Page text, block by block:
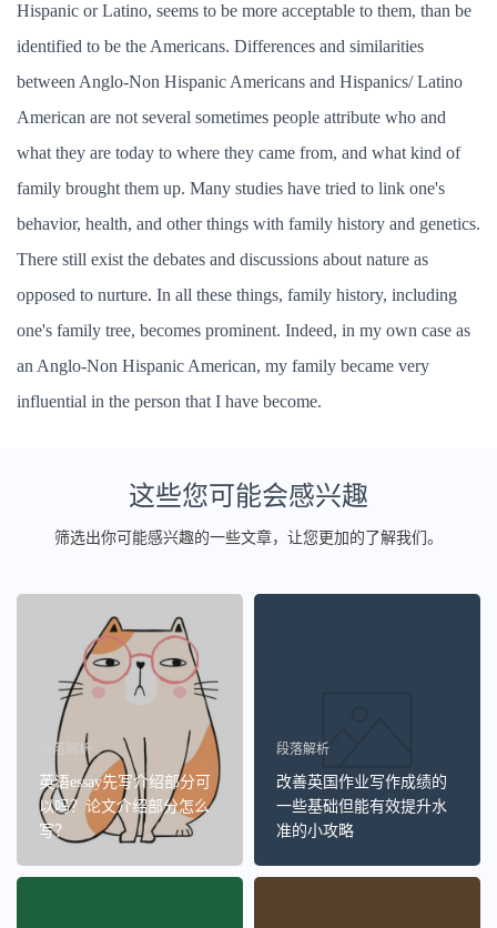
Hispanic or Latino, seems to be more acceptable to them, than be
identified to be the Americans. Differences and similarities
between Anglo-Non Hispanic Americans and Hispanics/ Latino
American are not several sometimes people attribute who and
what they are today to where they came from, and what kind of
family brought them up. Many studies have tried to link one's
behavior, health, and other things with family history and genetics.
There still exist the debates and discussions about nature as
opposed to nurture. In all these things, family history, including
one's family tree, becomes prominent. Indeed, in my own case as
an Anglo-Non Hispanic American, my family became very
influential in the person that I have become.
这些您可能会感兴趣
筛选出你可能感兴趣的一些文章，让您更加的了解我们。
段落解析
英语essay先写介绍部分可
以吗？论文介绍部分怎么
写？
段落解析
改善英国作业写作成绩的
一些基础但能有效提升水
准的小攻略